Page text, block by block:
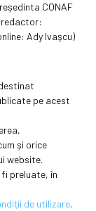
CONAF
redactor:
Ady Ivaşcu)
pe acest
şi orice
website.
preluate, în
de utilizare.